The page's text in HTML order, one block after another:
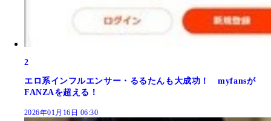
2
エロ系インフルエンサー・るるたんも大成功！ myfansが
FANZAを超える！
2026年01月16日 06:30